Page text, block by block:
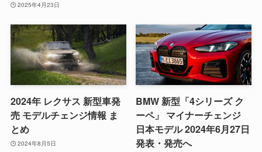
2025年4月23日
2024年 レクサス 新型車発
売 モデルチェンジ情報 ま
とめ
2024年8月5日
BMW 新型「4シリーズ ク
ーペ」 マイナーチェンジ
日本モデル 2024年6月27日
発表・発売へ